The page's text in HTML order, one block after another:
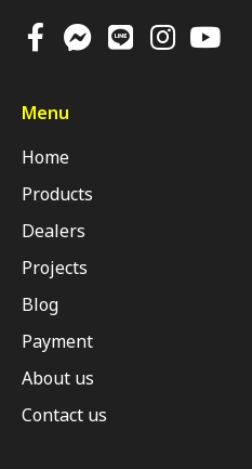
Menu
Home
Products
Dealers
Projects
Blog
Payment
About us
Contact us